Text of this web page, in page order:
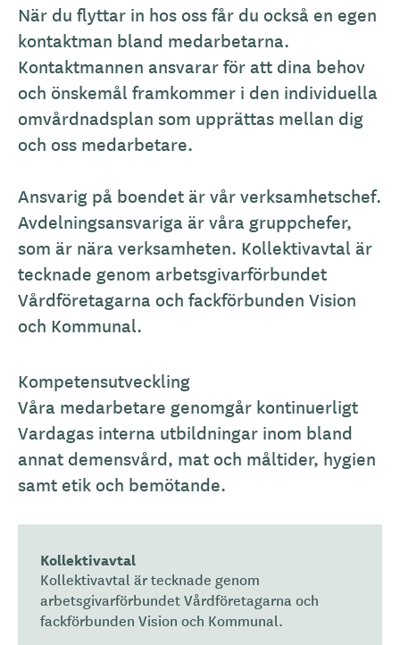
När du flyttar in hos oss får du också en egen
kontaktman bland medarbetarna.
Kontaktmannen ansvarar för att dina behov
och önskemål framkommer i den individuella
omvårdnadsplan som upprättas mellan dig
och oss medarbetare.
Ansvarig på boendet är vår verksamhetschef.
Avdelningsansvariga är våra gruppchefer,
som är nära verksamheten. Kollektivavtal är
tecknade genom arbetsgivarförbundet
Vårdföretagarna och fackförbunden Vision
och Kommunal.
Kompetensutveckling
Våra medarbetare genomgår kontinuerligt
Vardagas interna utbildningar inom bland
annat demensvård, mat och måltider, hygien
samt etik och bemötande.
Kollektivavtal
Kollektivavtal är tecknade genom
arbetsgivarförbundet Vårdföretagarna och
fackförbunden Vision och Kommunal.